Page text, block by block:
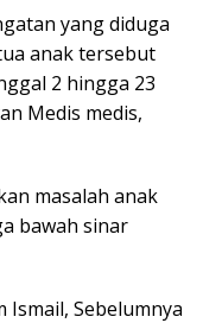
yang diduga
anak tersebut
2 hingga 23
Medis medis,
masalah anak
bawah sinar
Ismail, Sebelumnya